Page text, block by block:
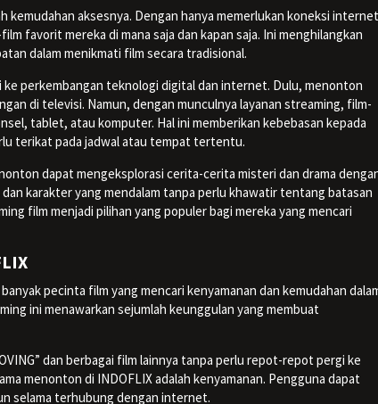
kemudahan aksesnya. Dengan hanya memerlukan koneksi internet
favorit mereka di mana saja dan kapan saja. Ini menghilangkan
dalam menikmati film secara tradisional.
perkembangan teknologi digital dan internet. Dulu, menonton
di televisi. Namun, dengan munculnya layanan streaming, film-
tablet, atau komputer. Hal ini memberikan kebebasan kepada
terikat pada jadwal atau tempat tertentu.
dapat mengeksplorasi cerita-cerita misteri dan drama
karakter yang mendalam tanpa perlu khawatir tentang batasan
film menjadi pilihan yang populer bagi mereka yang mencari
pecinta film yang mencari kenyamanan dan kemudahan
ini menawarkan sejumlah keunggulan yang membuat
dan berbagai film lainnya tanpa perlu repot-repot pergi ke
menonton di INDOFLIX adalah kenyamanan. Pengguna dapat
selama terhubung dengan internet.